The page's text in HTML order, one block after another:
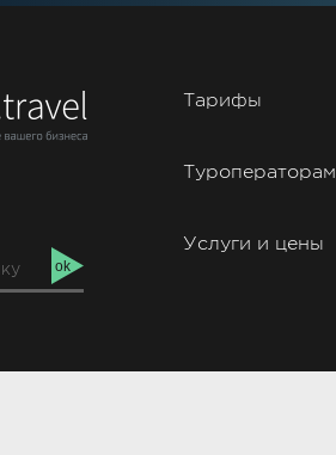
Тарифы
Туроператорам
Услуги и цены